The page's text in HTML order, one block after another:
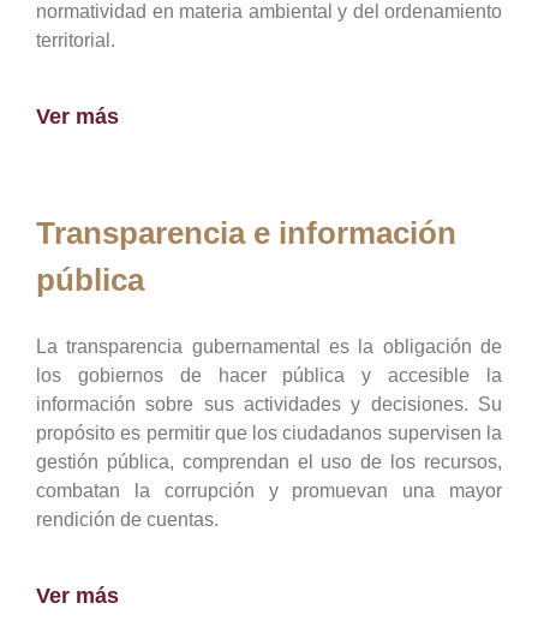
normatividad en materia ambiental y del ordenamiento
territorial.
Ver más
Transparencia e información
pública
La transparencia gubernamental es la obligación de
los gobiernos de hacer pública y accesible la
información sobre sus actividades y decisiones. Su
propósito es permitir que los ciudadanos supervisen la
gestión pública, comprendan el uso de los recursos,
combatan la corrupción y promuevan una mayor
rendición de cuentas.
Ver más